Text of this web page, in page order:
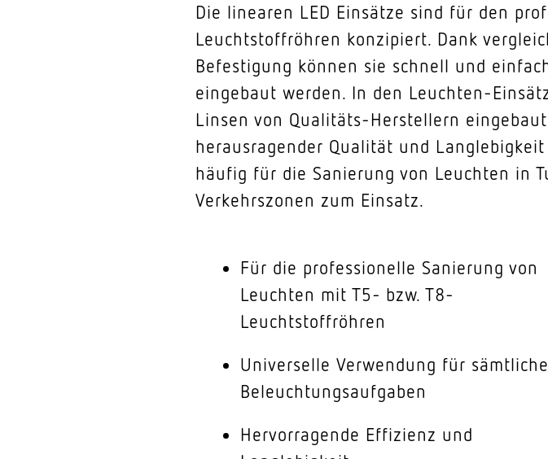
Die linearen LED Einsätze sind für den
Leuchtstoffröhren konzipiert. Dank
Befestigung können sie schnell und
eingebaut werden. In den Leuchten-
Linsen von Qualitäts-Herstellern
herausragender Qualität und
häufig für die Sanierung von Leuchten in
Verkehrszonen zum Einsatz.
Für die professionelle Sanierung von
Leuchten mit T5- bzw. T8-
Leuchtstoffröhren
Universelle Verwendung für sämtliche
Beleuchtungsaufgaben
Hervorragende Effizienz und